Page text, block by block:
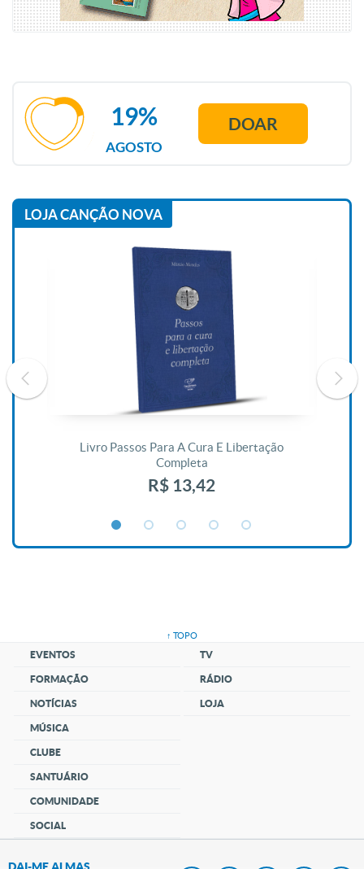
AGOSTO
19% DOAR
LOJA CANÇÃO NOVA
Livro Passos Para A Cura E Libertação
Completa
R$ 13,42
↑ TOPO
EVENTOS
FORMAÇÃO
NOTÍCIAS
MÚSICA
CLUBE
SANTUÁRIO
COMUNIDADE
SOCIAL
TV
RÁDIO
LOJA
DAI-ME ALMAS